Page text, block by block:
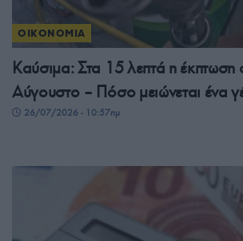
ΟΙΚΟΝΟΜΙΑ
Καύσιμα: Στα 15 λεπτά η έκπτωση
Αύγουστο – Πόσο μειώνεται ένα
26/07/2026 - 10:57πμ